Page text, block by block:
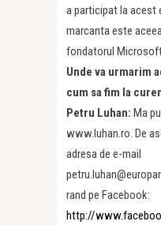
a participat la acest
marcanta este
fondatorul
Unde va urmarim
cum sa fim la
Petru Luhan: Ma
www.luhan.ro. De
adresa de e-mail
rand pe Facebook:
http://